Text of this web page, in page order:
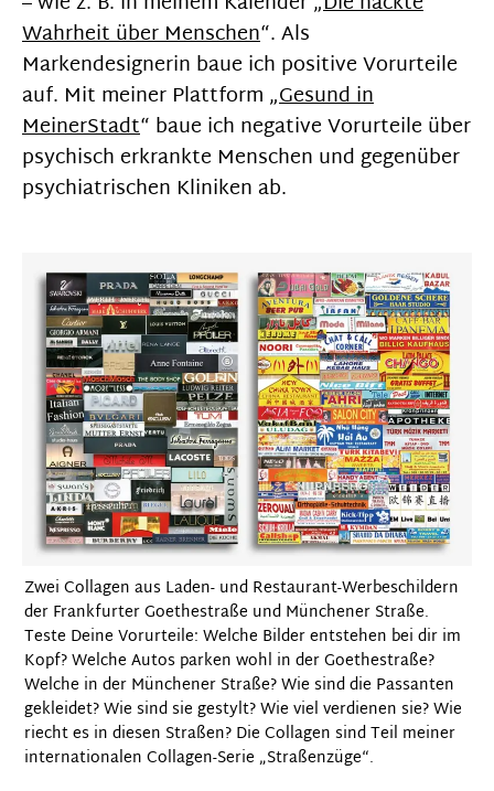
Wahrheit über Menschen“. Als
Markendesignerin baue ich positive Vorurteile
auf. Mit meiner Plattform „Gesund in
MeinerStadt“ baue ich negative Vorurteile über
psychisch erkrankte Menschen und gegenüber
psychiatrischen Kliniken ab.
Zwei Collagen aus Laden- und Restaurant-Werbeschildern
der Frankfurter Goethestraße und Münchener Straße.
Teste Deine Vorurteile: Welche Bilder entstehen bei dir im
Kopf? Welche Autos parken wohl in der Goethestraße?
Welche in der Münchener Straße? Wie sind die Passanten
gekleidet? Wie sind sie gestylt? Wie viel verdienen sie? Wie
riecht es in diesen Straßen? Die Collagen sind Teil meiner
internationalen Collagen-Serie „Straßenzüge“.